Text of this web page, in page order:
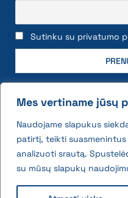
Mes vertiname jūsų
Naudojame slapukus
patirtį, teikti
analizuoti srautą.
su mūsų slapukų
Sutinku su privatumo
2026 © All rights
Privatumo politika ir